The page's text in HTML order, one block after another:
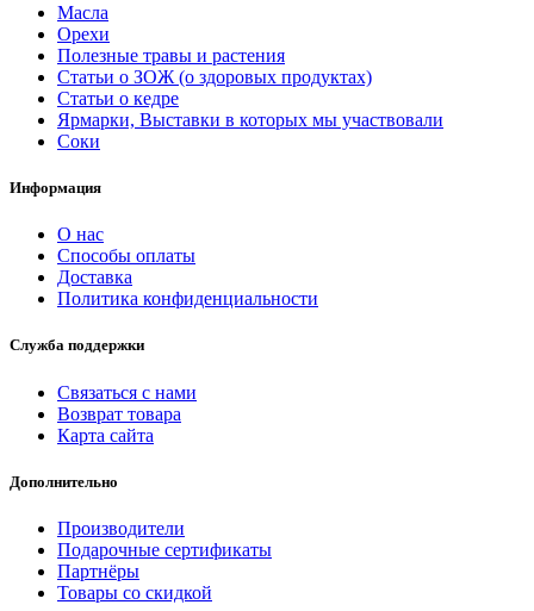
Масла
Орехи
Полезные травы и растения
Статьи о ЗОЖ (о здоровых продуктах)
Статьи о кедре
Ярмарки, Выставки в которых мы участвовали
Соки
Информация
О нас
Способы оплаты
Доставка
Политика конфиденциальности
Служба поддержки
Связаться с нами
Возврат товара
Карта сайта
Дополнительно
Производители
Подарочные сертификаты
Партнёры
Товары со скидкой